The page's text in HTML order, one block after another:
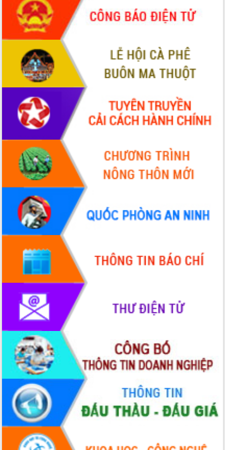
món ăn từ sầu riêng
Đắk Lắk công bố Quy hoạch và xúc
tiến đầu tư tỉnh
Ngành cá ngừ Đắk Lắk chủ động thích
ứng để giữ vững thị trường xuất khẩu
Diễn đàn Kinh tế tư nhân Việt Nam đột
phá cơ chế - Hợp tác công tư
Đề án 06 tạo bước ngoặt đột phá trong
cải cách hành chính tỉnh Đắk Lắk
Kết nối tour, đẩy mạnh chuyển đổi số
để phát triển du lịch Đắk Lắk
Khởi động Dự án Đầu tư xây dựng hạ
tầng kỹ thuật Cụm công nghiệp Tân
Gặp mặt các cơ quan báo chí nhân Kỷ
niệm 101 năm Ngày Báo chí Cách
mạng Việt Nam
Đắk Lắk sơ kết 4 năm triển khai thực
hiện Đề án 06 của Chính phủ
Họp báo thông tin về Hội nghị Công bố
Quy hoạch và Xúc tiến đầu tư tỉnh Đắk
Lắk
Khơi thông điểm nghẽn, đẩy nhanh
giải ngân vốn khắc phục thiên tai
HĐND tỉnh thông qua điều chỉnh Quy
hoạch tỉnh thời kỳ 2021-2030
Hội thảo góp ý hồ sơ điều chỉnh quy
hoạch tỉnh Đắk Lắk thời kỳ 2021-2030,
tầm nhìn đến năm 2050
Nâng cao hiệu quả hoạt động của các
doanh nghiệp nhà nước
Hội nghị triển khai kết nối mạng
truyền số liệu chuyên dùng phục vụ cơ
quan Đảng, Nhà nước
Lễ phát động chuỗi hoạt động chung
tay làm sạch môi trường
Xã Ea Kar bước chuyển mình trong
công tác cải cách hành chính mô hình
mới
UBND tỉnh họp báo định kỳ tháng 4
năm 2026